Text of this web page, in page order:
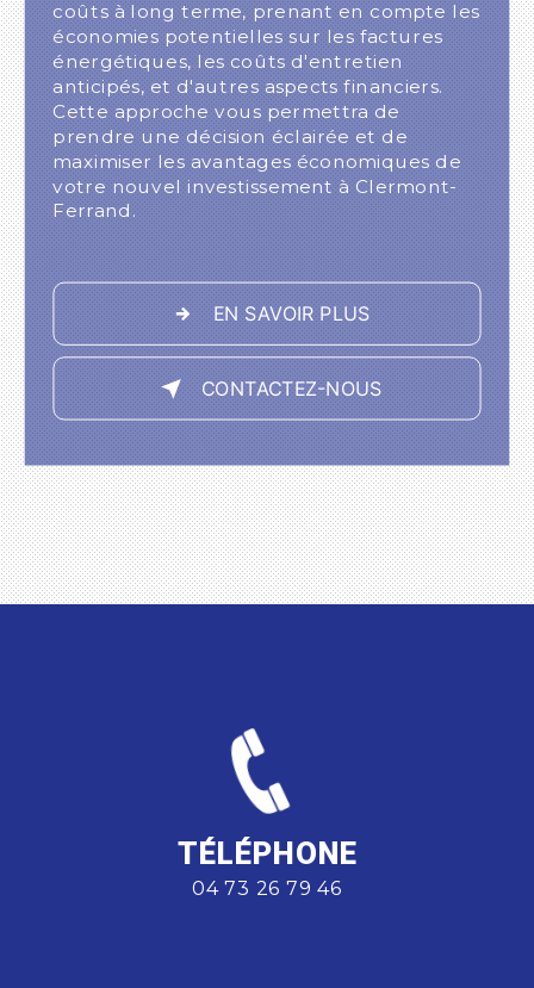
coûts à long terme, prenant en compte les
économies potentielles sur les factures
énergétiques, les coûts d'entretien
anticipés, et d'autres aspects financiers.
Cette approche vous permettra de
prendre une décision éclairée et de
maximiser les avantages économiques de
votre nouvel investissement à Clermont-
Ferrand.
EN SAVOIR PLUS
CONTACTEZ-NOUS
TÉLÉPHONE
04 73 26 79 46